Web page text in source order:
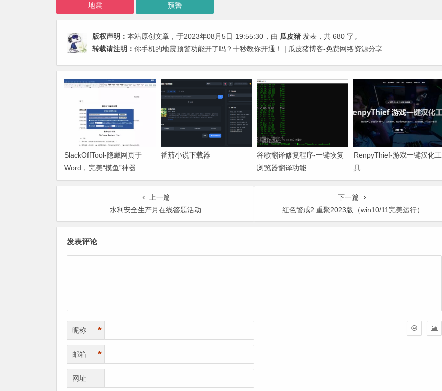
地震 预警
版权声明： 本站原创文章，于2023年08月5日 19:55:30 ，由 瓜皮猪 发表，共 680 字。
转载请注明： 你手机的地震预警功能开了吗？十秒教你开通！ | 瓜皮猪博客-免费网络资源分享
SlackOffTool-隐藏网页于
Word，完美“摸鱼”神器
番茄小说下载器
谷歌翻译修复程序-一键恢复
浏览器翻译功能
RenpyThief-游戏一键汉化工
具
上一篇
水利安全生产月在线答题活动
下一篇
红色警戒2 重聚2023版（win10/11完美运行）
发表评论
昵称 *
邮箱 *
网址